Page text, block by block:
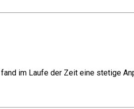
im Laufe der Zeit eine stetige